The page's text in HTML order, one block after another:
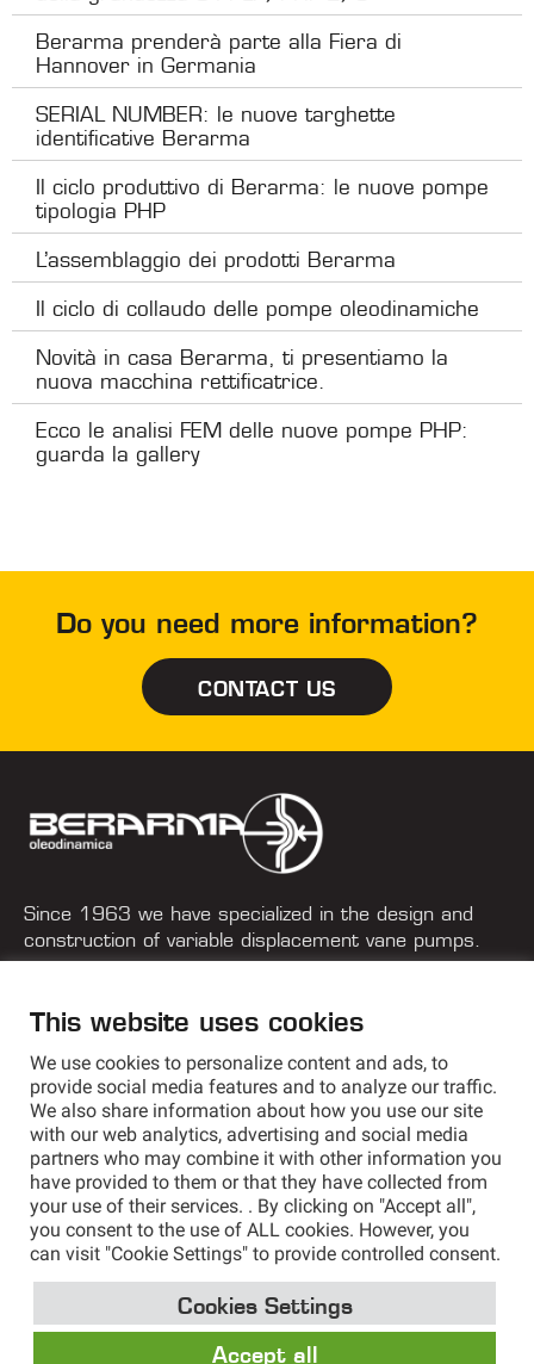
Berarma prenderà parte alla Fiera di
Hannover in Germania
SERIAL NUMBER: le nuove targhette
identificative Berarma
Il ciclo produttivo di Berarma: le nuove pompe
tipologia PHP
L’assemblaggio dei prodotti Berarma
Il ciclo di collaudo delle pompe oleodinamiche
Novità in casa Berarma, ti presentiamo la
nuova macchina rettificatrice.
Ecco le analisi FEM delle nuove pompe PHP:
guarda la gallery
Do you need more information?
CONTACT US
Since 1963 we have specialized in the design and
construction of variable displacement vane pumps.
Via G. Parini, 9 - 40033 Casalecchio di Reno (BO) Italy
Cookie Policy
Cookies Settings
This website uses cookies
We use cookies to personalize content and ads, to
provide social media features and to analyze our traffic.
We also share information about how you use our site
with our web analytics, advertising and social media
partners who may combine it with other information you
have provided to them or that they have collected from
your use of their services. . By clicking on "Accept all",
you consent to the use of ALL cookies. However, you
can visit "Cookie Settings" to provide controlled consent.
Cookies Settings
Accept all